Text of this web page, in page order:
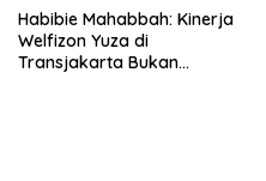
Habibie Mahabbah: Kinerja
Welfizon Yuza di
Transjakarta Bukan